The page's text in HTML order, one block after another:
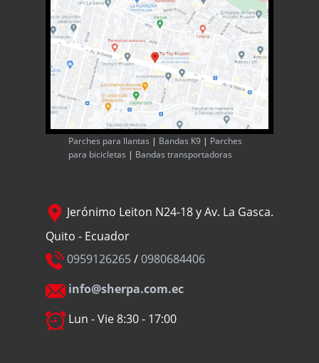
Parches para llantas | Bandas K9 | Parches
para bicicletas | Bandas transportadoras
Jerónimo Leiton N24-18 y Av. La Gasca.
Quito - Ecuador
0959126265/0980684406
info@sherpa.com.ec
Lun - Vie 8:30 - 17:00